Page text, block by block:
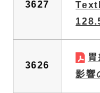
3627
3626
影響